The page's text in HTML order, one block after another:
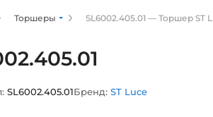
Торшеры SL6002.405.01 — Торшер ST
SL6002.405.01Бренд: ST Luce